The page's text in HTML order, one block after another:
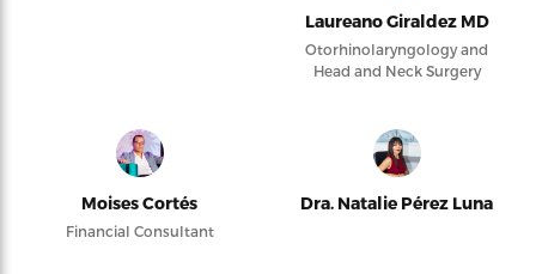
Laureano Giraldez MD
Otorhinolaryngology and
Head and Neck Surgery
Moises Cortés
Financial Consultant
Dra. Natalie Pérez Luna